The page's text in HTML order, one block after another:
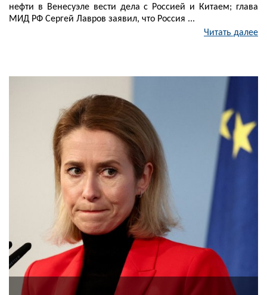
нефти в Венесуэле вести дела с Россией и Китаем; глава
МИД РФ Сергей Лавров заявил, что Россия ...
Читать далее